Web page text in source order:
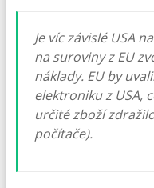
Je víc závislé USA
na suroviny z EU
náklady. EU by
elektroniku z USA,
určité zboží
počítače).